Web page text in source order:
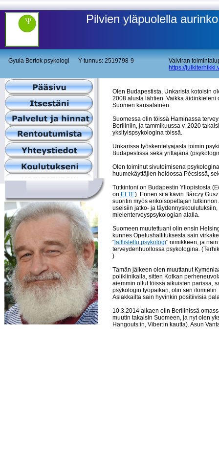
Gyula Bertok psykologi Y-tunnus: 2519798-9
Pilvien yläpuolella
Valviran
https://
Olen Budapestista, Unkarista kotoisin
2008 alusta lähtien. Vaikka äidinkieleni
Suomen kansalainen.
Suomessa olin töissä Haminassa
Berliiniin, ja tammikuussa v. 2020
yksityispsykologina töissä.
Unkarissa työskentelyajasta toimin
Budapestissa sekä yrittäjänä
Olen toiminut sivutoimisena
huumekäyttäjien hoidossa Pécsissä,
Tutkintoni on Budapestin Yliopistosta
on ELTE). Ennen sitä kävin Bárczy
suoritin myös erikoisopettajan
useisiin jatko- ja
mielenterveyspsykologian alalla.
Suomeen muutettuani olin ensin
kunnes Opetushallituksesta sain
" laillistettu psykologi" nimikkeen, ja
terveydenhuollossa psykologina.
)
Tämän jälkeen olen muuttanut
poliklinikalla, sitten Kotkan
aiemmin ollut töissä aikuisten parissa,
psykologin työpaikan, otin sen
Asiakkailta sain hyvinkin positiivisia
10.3.2014 alkaen olin Berliinissä
muutin takaisin Suomeen, ja nyt olen
Hangouts:in, Viber:in kautta). Asun